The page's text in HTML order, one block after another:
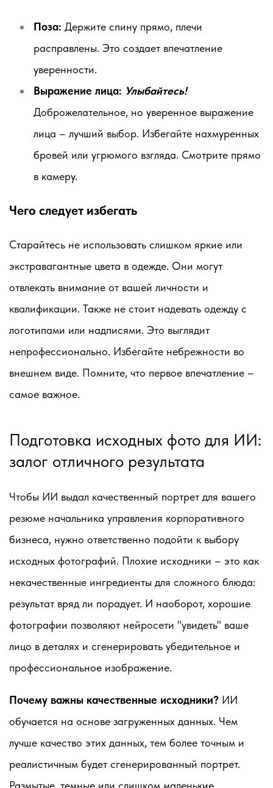
Поза: Держите спину прямо, плечи
расправлены. Это создает впечатление
уверенности.
Выражение лица: Улыбайтесь!
Доброжелательное, но уверенное выражение
лица – лучший выбор. Избегайте нахмуренных
бровей или угрюмого взгляда. Смотрите прямо
в камеру.
Чего следует избегать
Старайтесь не использовать слишком яркие или
экстравагантные цвета в одежде. Они могут
отвлекать внимание от вашей личности и
квалификации. Также не стоит надевать одежду с
логотипами или надписями. Это выглядит
непрофессионально. Избегайте небрежности во
внешнем виде. Помните, что первое впечатление –
самое важное.
Подготовка исходных фото для ИИ:
залог отличного результата
Чтобы ИИ выдал качественный портрет для вашего
резюме начальника управления корпоративного
бизнеса, нужно ответственно подойти к выбору
исходных фотографий. Плохие исходники – это как
некачественные ингредиенты для сложного блюда:
результат вряд ли порадует. И наоборот, хорошие
фотографии позволяют нейросети "увидеть" ваше
лицо в деталях и сгенерировать убедительное и
профессиональное изображение.
Почему важны качественные исходники? ИИ
обучается на основе загруженных данных. Чем
лучше качество этих данных, тем более точным и
реалистичным будет сгенерированный портрет.
Размытые, темные или слишком маленькие